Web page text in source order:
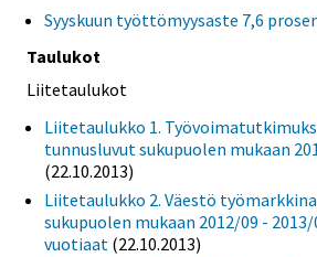
Syyskuun työttömyysaste 7,6
Taulukot
Liitetaulukot
Liitetaulukko 1.
tunnusluvut sukupuolen mukaan
(22.10.2013)
Liitetaulukko 2. Väestö
sukupuolen mukaan 2012/09 - 2013/
vuotiaat (22.10.2013)